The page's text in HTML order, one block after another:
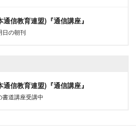
信教育連盟)『通信講座』
日の朝刊
信教育連盟)『通信講座』
道講座受講中